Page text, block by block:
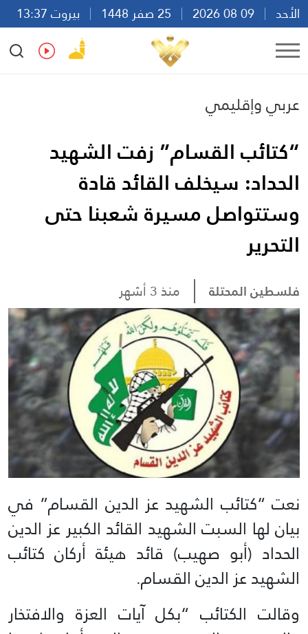
الأحد
بيروت 13:37
Ar
En Fr Es
عربي وإقليمي
“كتائب القسام” زفت الشهيد
الحداد: سيخلف القائد قادة
وستتواصل مسيرة شعبنا حتى
التحرير
فلسطين المحتلة منذ 3 أشهر
نعت “كتائب الشهيد عز الدين القسام” في
بيان لها السبت الشهيد القائد الكبير عز الدين
الحداد (أبو صهيب) قائد هيئة أركان كتائب
الشهيد عز الدين القسام.
وقالت الكتائب “بكل آيات العزة والافتخار